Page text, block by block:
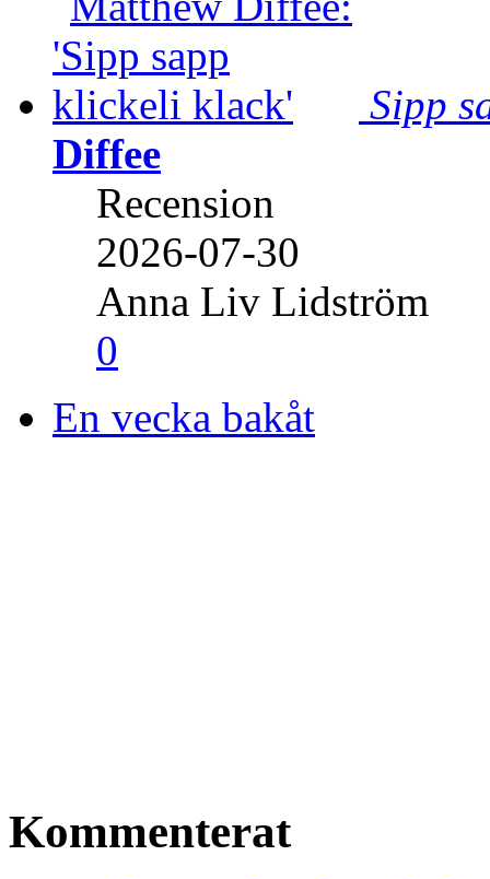
Sipp
Diffee
Recension
2026-07-30
Anna Liv Lidström
0
En vecka bakåt
Kommenterat